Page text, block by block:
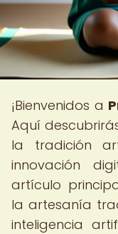
¡Bienvenidos a
Aquí
la tradición
innovación
artículo
la artesanía
inteligencia